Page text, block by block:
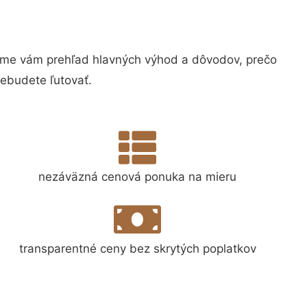
vám prehľad hlavných výhod a dôvodov, prečo
ľutovať.
nezáväzná cenová ponuka na mieru
transparentné ceny bez skrytých poplatkov